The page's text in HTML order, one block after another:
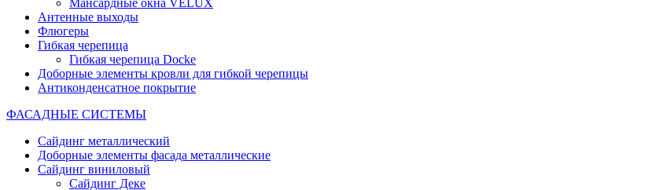
Мансардные окна VELUX
Антенные выходы
Флюгеры
Гибкая черепица
Гибкая черепица Docke
Доборные элементы кровли для гибкой черепицы
Антиконденсатное покрытие
ФАСАДНЫЕ СИСТЕМЫ
Сайдинг металлический
Доборные элементы фасада металлические
Сайдинг виниловый
Сайдинг Деке